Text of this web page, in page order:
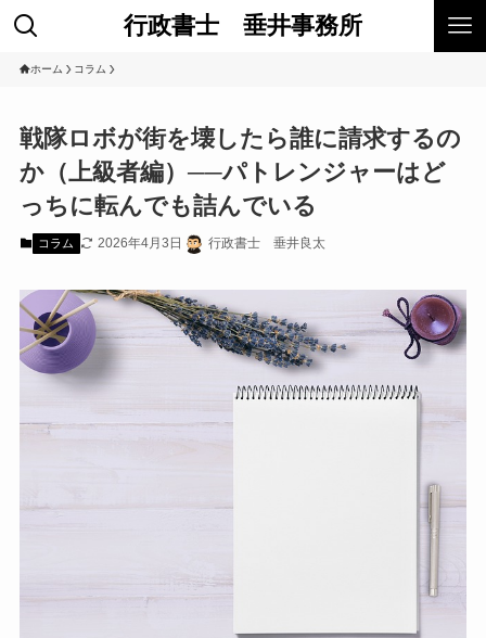
行政書士 垂井事務所
ホーム コラム
戦隊ロボが街を壊したら誰に請求するの
か（上級者編）──パトレンジャーはど
っちに転んでも詰んでいる
コラム 2026年4月3日 行政書士 垂井良太